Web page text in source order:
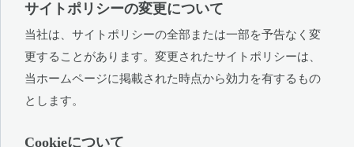
サイトポリシーの変更について
当社は、サイトポリシーの全部または一部を予告なく変
更することがあります。変更されたサイトポリシーは、
当ホームページに掲載された時点から効力を有するもの
とします。
Cookieについて